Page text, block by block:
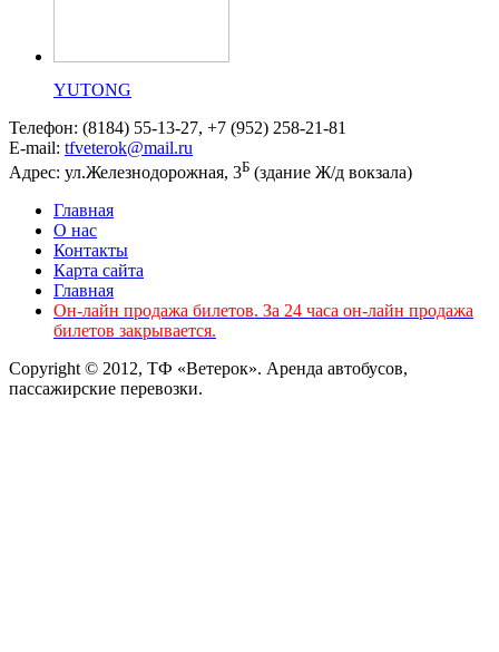
YUTONG
Телефон: (8184) 55-13-27, +7 (952) 258-21-81
E-mail: tfveterok@mail.ru
Адрес: ул.Железнодорожная, 3Б (здание Ж/д вокзала)
Главная
О нас
Контакты
Карта сайта
Главная
Он-лайн продажа билетов. За 24 часа он-лайн продажа
билетов закрывается.
Copyright © 2012, ТФ «Ветерок». Аренда автобусов,
пассажирские перевозки.